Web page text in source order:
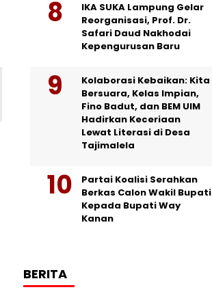
IKA SUKA Lampung Gelar
Reorganisasi, Prof. Dr.
Safari Daud Nakhodai
Kepengurusan Baru
Kolaborasi Kebaikan: Kita
Bersuara, Kelas Impian,
Fino Badut, dan BEM UIM
Hadirkan Keceriaan
Lewat Literasi di Desa
Tajimalela
Partai Koalisi Serahkan
Berkas Calon Wakil Bupati
Kepada Bupati Way
Kanan
BERITA